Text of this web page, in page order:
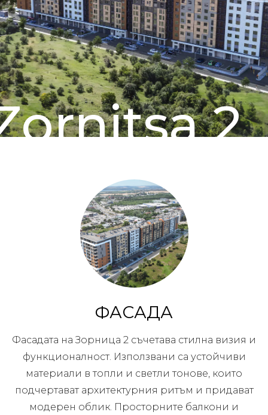
2
ФАСАДА
Фасадата на Зорница 2 съчетава стилна визия и
функционалност. Използвани са устойчиви
материали в топли и светли тонове, които
подчертават архитектурния ритъм и придават
модерен облик. Просторните балкони и